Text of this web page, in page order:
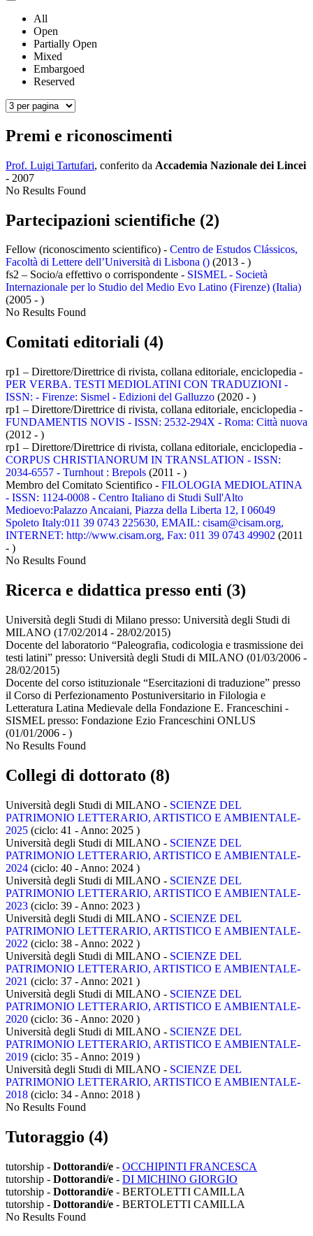
All
Open
Partially Open
Mixed
Embargoed
Reserved
Premi e riconoscimenti
Prof. Luigi Tartufari, conferito da Accademia Nazionale dei Lincei
- 2007
No Results Found
Partecipazioni scientifiche (2)
Fellow (riconoscimento scientifico) - Centro de Estudos Clássicos,
Facoltà di Lettere dell’Università di Lisbona () (2013 - )
fs2 – Socio/a effettivo o corrispondente - SISMEL - Società
Internazionale per lo Studio del Medio Evo Latino (Firenze) (Italia)
(2005 - )
No Results Found
Comitati editoriali (4)
rp1 – Direttore/Direttrice di rivista, collana editoriale, enciclopedia -
PER VERBA. TESTI MEDIOLATINI CON TRADUZIONI -
ISSN: - Firenze: Sismel - Edizioni del Galluzzo (2020 - )
rp1 – Direttore/Direttrice di rivista, collana editoriale, enciclopedia -
FUNDAMENTIS NOVIS - ISSN: 2532-294X - Roma: Città nuova
(2012 - )
rp1 – Direttore/Direttrice di rivista, collana editoriale, enciclopedia -
CORPUS CHRISTIANORUM IN TRANSLATION - ISSN:
2034-6557 - Turnhout : Brepols (2011 - )
Membro del Comitato Scientifico - FILOLOGIA MEDIOLATINA
- ISSN: 1124-0008 - Centro Italiano di Studi Sull'Alto
Medioevo:Palazzo Ancaiani, Piazza della Liberta 12, I 06049
Spoleto Italy:011 39 0743 225630, EMAIL: cisam@cisam.org,
INTERNET: http://www.cisam.org, Fax: 011 39 0743 49902 (2011
- )
No Results Found
Ricerca e didattica presso enti (3)
Università degli Studi di Milano presso: Università degli Studi di
MILANO (17/02/2014 - 28/02/2015)
Docente del laboratorio “Paleografia, codicologia e trasmissione dei
testi latini” presso: Università degli Studi di MILANO (01/03/2006 -
28/02/2015)
Docente del corso istituzionale “Esercitazioni di traduzione” presso
il Corso di Perfezionamento Postuniversitario in Filologia e
Letteratura Latina Medievale della Fondazione E. Franceschini -
SISMEL presso: Fondazione Ezio Franceschini ONLUS
(01/01/2006 - )
No Results Found
Collegi di dottorato (8)
Università degli Studi di MILANO - SCIENZE DEL
PATRIMONIO LETTERARIO, ARTISTICO E AMBIENTALE-
2025 (ciclo: 41 - Anno: 2025 )
Università degli Studi di MILANO - SCIENZE DEL
PATRIMONIO LETTERARIO, ARTISTICO E AMBIENTALE-
2024 (ciclo: 40 - Anno: 2024 )
Università degli Studi di MILANO - SCIENZE DEL
PATRIMONIO LETTERARIO, ARTISTICO E AMBIENTALE-
2023 (ciclo: 39 - Anno: 2023 )
Università degli Studi di MILANO - SCIENZE DEL
PATRIMONIO LETTERARIO, ARTISTICO E AMBIENTALE-
2022 (ciclo: 38 - Anno: 2022 )
Università degli Studi di MILANO - SCIENZE DEL
PATRIMONIO LETTERARIO, ARTISTICO E AMBIENTALE-
2021 (ciclo: 37 - Anno: 2021 )
Università degli Studi di MILANO - SCIENZE DEL
PATRIMONIO LETTERARIO, ARTISTICO E AMBIENTALE-
2020 (ciclo: 36 - Anno: 2020 )
Università degli Studi di MILANO - SCIENZE DEL
PATRIMONIO LETTERARIO, ARTISTICO E AMBIENTALE-
2019 (ciclo: 35 - Anno: 2019 )
Università degli Studi di MILANO - SCIENZE DEL
PATRIMONIO LETTERARIO, ARTISTICO E AMBIENTALE-
2018 (ciclo: 34 - Anno: 2018 )
No Results Found
Tutoraggio (4)
tutorship - Dottorandi/e - OCCHIPINTI FRANCESCA
tutorship - Dottorandi/e - DI MICHINO GIORGIO
tutorship - Dottorandi/e - BERTOLETTI CAMILLA
tutorship - Dottorandi/e - BERTOLETTI CAMILLA
No Results Found